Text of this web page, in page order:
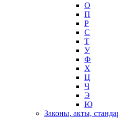
О
П
Р
С
Т
У
Ф
Х
Ц
Ч
Э
Ю
Законы, акты,